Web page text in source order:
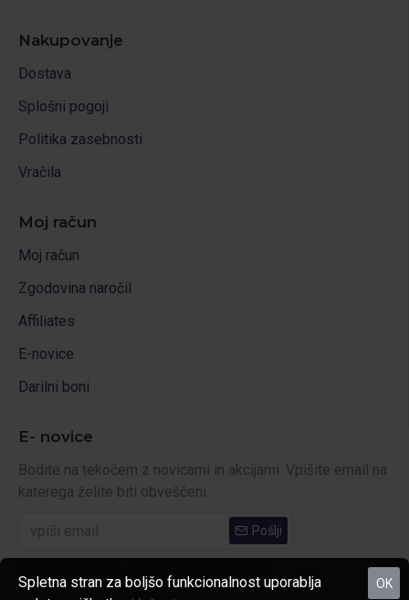
Nakupovanje
Dostava
Splošni pogoji
Politika zasebnosti
Vračila
Moj račun
Moj račun
Zgodovina naročil
Affiliates
E-novice
Darilni boni
E- novice
Bodite na tekočem z novicami in akcijami. Vpišite email na
katerega želite biti obveščeni.
Pošlji
OK
Spletna stran za boljšo funkcionalnost uporablja